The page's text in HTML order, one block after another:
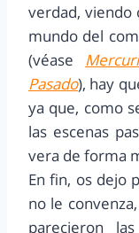
verdad, viendo
mundo del
(véase
Pasado), hay
ya que, como
las escenas
vera de forma
En fin, os dejo
no le
parecieron